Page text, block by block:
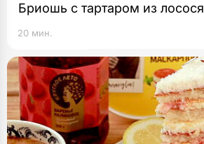
Бриошь с тартаром из лосося
20 мин.